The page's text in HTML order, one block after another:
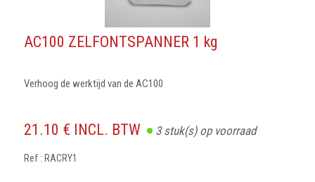
AC100 ZELFONTSPANNER 1 kg
Verhoog de werktijd van de AC100
21.10 € INCL. BTW 3stuk(s) op voorraad
Ref : RACRY1